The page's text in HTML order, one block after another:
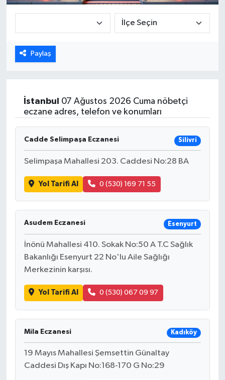
Paylaş
İstanbul
07 Ağustos 2026 Cuma nöbetçi
eczane adres, telefon ve konumları
Cadde Selimpaşa Eczanesi Silivri
Selimpaşa Mahallesi 203. Caddesi No:28 BA
Yol Tarifi Al 0 (530) 169 71 55
Asudem Eczanesi Esenyurt
İnönü Mahallesi 410. Sokak No:50 A T.C Sağlık
Bakanlığı Esenyurt 22 No'lu Aile Sağlığı
Merkezinin karşısı.
Yol Tarifi Al 0 (530) 067 09 97
Mila Eczanesi Kadıköy
19 Mayıs Mahallesi Şemsettin Günaltay
Caddesi Dış Kapı No:168-170 G No:29